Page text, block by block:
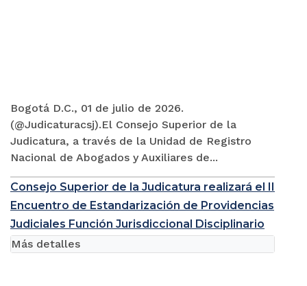
Bogotá D.C., 01 de julio de 2026.
(@Judicaturacsj).El Consejo Superior de la
Judicatura, a través de la Unidad de Registro
Nacional de Abogados y Auxiliares de...
Consejo Superior de la Judicatura realizará el II
Encuentro de Estandarización de Providencias
Judiciales Función Jurisdiccional Disciplinario
Más detalles